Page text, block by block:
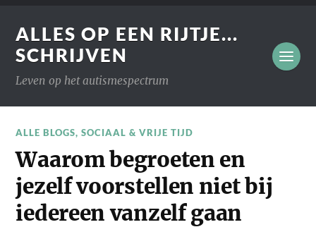
ALLES OP EEN RIJTJE...
SCHRIJVEN
Leven op het autismespectrum
ALLE BLOGS,SOCIAAL & VRIJE TIJD
Waarom begroeten en
jezelf voorstellen niet bij
iedereen vanzelf gaan